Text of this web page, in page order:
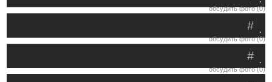
обсудить фото (0)
.
#
обсудить фото (0)
.
#
обсудить фото (0)